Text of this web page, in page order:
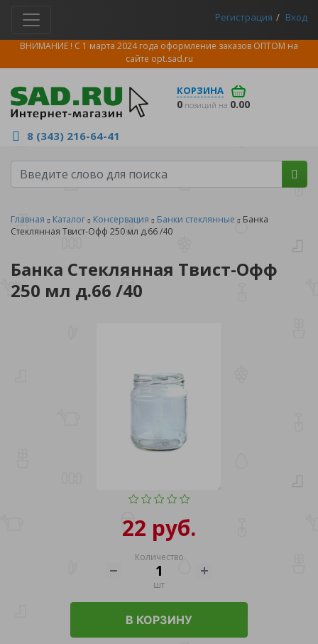
Регистрация Вход
ВНИМАНИЕ ! С 1 марта 2024 года оформление заказов ОПТОМ на
сайте opt.sad.ru
КОРЗИНА
0 позиций на 0.00
8 (343) 216-64-41
Главная Каталог Консервация Банки стеклянные
Банка
Стеклянная Твист-Офф 250 мл д.66 /40
Банка Стеклянная Твист-Офф
250 мл д.66 /40
22 руб.
Количество
шт
В КОРЗИНУ